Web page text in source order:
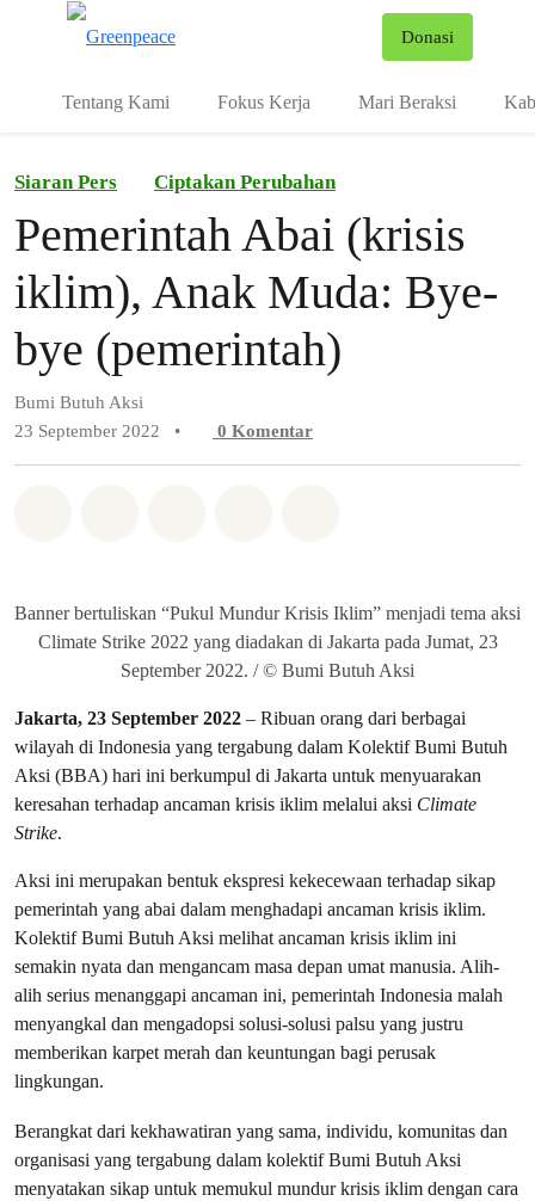
Donasi
Tentang Kami Fokus Kerja Mari Beraksi
Siaran Pers Ciptakan Perubahan
Pemerintah Abai (krisis
iklim), Anak Muda: Bye-
bye (pemerintah)
Bumi Butuh Aksi
23 September 2022
• 0 Komentar
Banner bertuliskan “Pukul Mundur Krisis Iklim” menjadi tema aksi
Climate Strike 2022 yang diadakan di Jakarta pada Jumat, 23
September 2022. / © Bumi Butuh Aksi
Jakarta, 23 September 2022 – Ribuan orang dari berbagai
wilayah di Indonesia yang tergabung dalam Kolektif Bumi Butuh
Aksi (BBA) hari ini berkumpul di Jakarta untuk menyuarakan
keresahan terhadap ancaman krisis iklim melalui aksi Climate
Strike.
Aksi ini merupakan bentuk ekspresi kekecewaan terhadap sikap
pemerintah yang abai dalam menghadapi ancaman krisis iklim.
Kolektif Bumi Butuh Aksi melihat ancaman krisis iklim ini
semakin nyata dan mengancam masa depan umat manusia. Alih-
alih serius menanggapi ancaman ini, pemerintah Indonesia malah
menyangkal dan mengadopsi solusi-solusi palsu yang justru
memberikan karpet merah dan keuntungan bagi perusak
lingkungan.
Berangkat dari kekhawatiran yang sama, individu, komunitas dan
organisasi yang tergabung dalam kolektif Bumi Butuh Aksi
menyatakan sikap untuk memukul mundur krisis iklim dengan cara